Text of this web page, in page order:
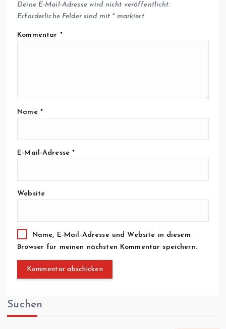
Deine E-Mail-Adresse wird nicht veröffentlicht.
Erforderliche Felder sind mit *markiert
Kommentar *
Name *
E-Mail-Adresse*
Website
Name, E-Mail-Adresse und Website in diesem
Browser für meinen nächsten Kommentar speichern.
Suchen